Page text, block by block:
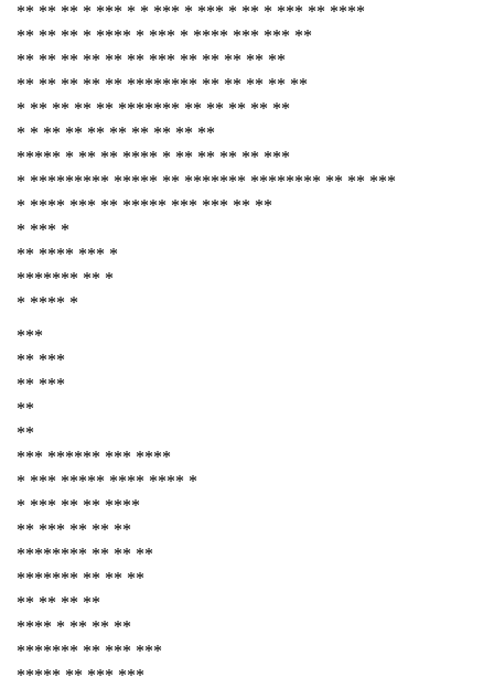
** ** ** * *** * * *** * *** * ** * *** ** ****
** ** ** * **** * *** * **** *** *** **
** ** ** ** ** ** *** ** ** ** ** **
** ** ** ** ** ******** ** ** ** ** **
* ** ** ** ** ******* ** ** ** ** **
* * ** ** ** ** ** ** ** **
***** * ** ** **** * ** ** ** ** ***
* ********* ***** ** ******* ******** ** ** ***
* **** *** ** ***** *** *** ** **
* *** *
** **** *** *
******* ** *
* **** *
***
** ***
** ***
**
**
*** ****** *** ****
* *** ***** **** **** *
* *** ** ** ****
** *** ** ** **
******** ** ** **
******* ** ** **
** ** ** **
**** * ** ** **
******* ** *** ***
***** ** *** ***